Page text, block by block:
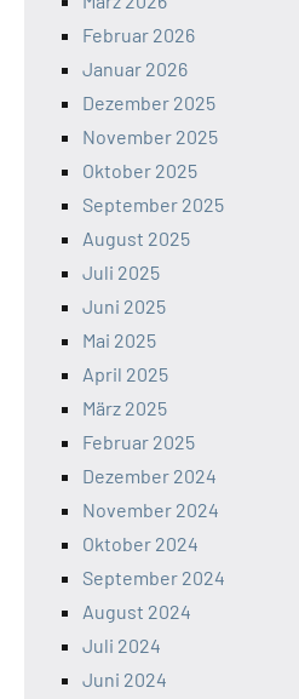
Februar 2026
Januar 2026
Dezember 2025
November 2025
Oktober 2025
September 2025
August 2025
Juli 2025
Juni 2025
Mai 2025
April 2025
März 2025
Februar 2025
Dezember 2024
November 2024
Oktober 2024
September 2024
August 2024
Juli 2024
Juni 2024